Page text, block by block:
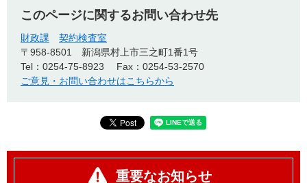
このページに関するお問い合わせ先
財政課
契約検査室
〒958-8501
新潟県村上市三之町1番1号
Tel：0254-75-8923
Fax：0254-53-2570
ご意見・お問い合わせはこちらから
重要なお知らせ